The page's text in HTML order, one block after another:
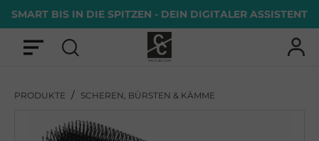
SMART BIS IN DIE SPITZEN - DEIN DIGITALER ASSISTENT
PRODUKTE / SCHEREN, BÜRSTEN & KÄMME